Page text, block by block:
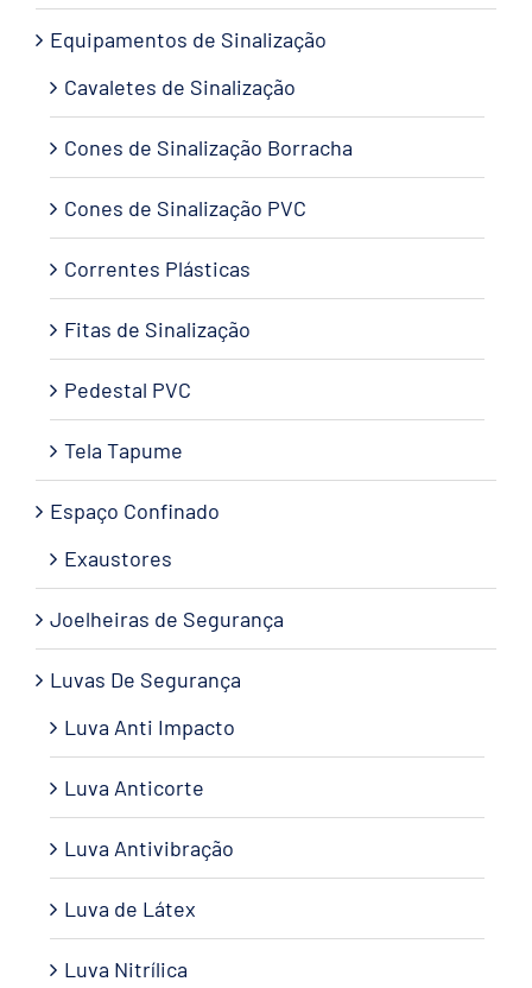
Equipamentos de Sinalização
Cavaletes de Sinalização
Cones de Sinalização Borracha
Cones de Sinalização PVC
Correntes Plásticas
Fitas de Sinalização
Pedestal PVC
Tela Tapume
Espaço Confinado
Exaustores
Joelheiras de Segurança
Luvas De Segurança
Luva Anti Impacto
Luva Anticorte
Luva Antivibração
Luva de Látex
Luva Nitrílica